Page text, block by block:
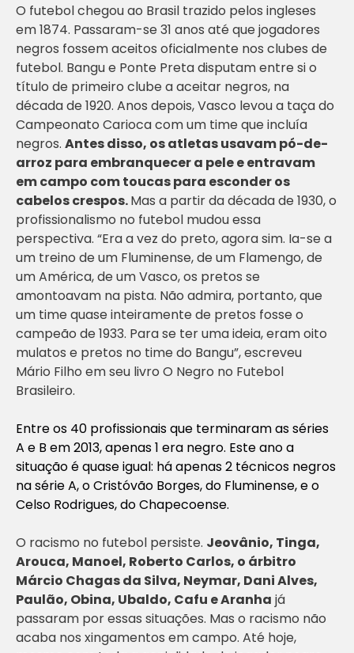
O futebol chegou ao Brasil trazido pelos ingleses
em 1874. Passaram-se 31 anos até que jogadores
negros fossem aceitos oficialmente nos clubes de
futebol. Bangu e Ponte Preta disputam entre si o
título de primeiro clube a aceitar negros, na
década de 1920. Anos depois, Vasco levou a taça do
Campeonato Carioca com um time que incluía
negros. Antes disso, os atletas usavam pó-de-
arroz para embranquecer a pele e entravam
em campo com toucas para esconder os
cabelos crespos.Mas a partir da década de 1930, o
profissionalismo no futebol mudou essa
perspectiva. “Era a vez do preto, agora sim. Ia-se a
um treino de um Fluminense, de um Flamengo, de
um América, de um Vasco, os pretos se
amontoavam na pista. Não admira, portanto, que
um time quase inteiramente de pretos fosse o
campeão de 1933. Para se ter uma ideia, eram oito
mulatos e pretos no time do Bangu”, escreveu
Mário Filho em seu livro O Negro no Futebol
Brasileiro.
Entre os 40 profissionais que terminaram as séries
A e B em 2013, apenas 1 era negro. Este ano a
situação é quase igual: há apenas 2 técnicos negros
na série A, o Cristóvão Borges, do Fluminense, e o
Celso Rodrigues, do Chapecoense.
O racismo no futebol persiste. Jeovânio, Tinga,
Arouca, Manoel, Roberto Carlos, o árbitro
Márcio Chagas da Silva, Neymar, Dani Alves,
Paulão, Obina, Ubaldo, Cafu e Aranha já
passaram por essas situações. Mas o racismo não
acaba nos xingamentos em campo. Até hoje,